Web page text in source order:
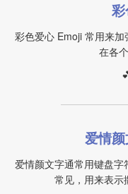
彩色爱心 Emoji 常用来
在各
爱情颜
爱情颜文字通常用键盘
常见，用来表示